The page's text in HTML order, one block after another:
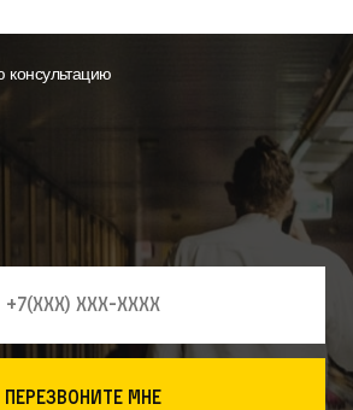
консультацию
перезвоните мне